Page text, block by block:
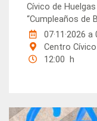
Cívico de
“Cumpleaños de
07·11·2026a
Centro
12:00 h